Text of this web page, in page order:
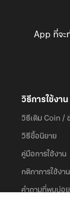
App ที่จะ
วิธีการใช้งาน
วิธีเติม Coin /
วิธีซื้อนิยาย
คู่มือการใช้งาน
กติกาการใช้งาน
คำถามที่พบบ่อย